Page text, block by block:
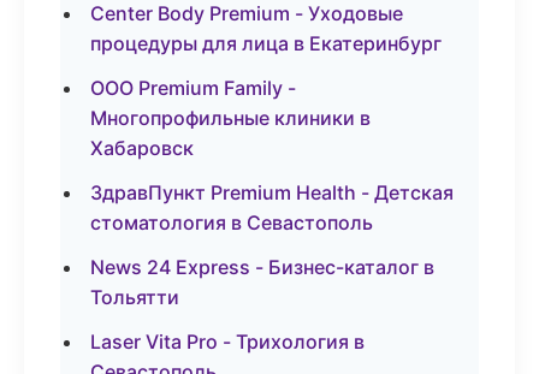
Center Body Premium - Уходовые
процедуры для лица в Екатеринбург
ООО Premium Family -
Многопрофильные клиники в
Хабаровск
ЗдравПункт Premium Health - Детская
стоматология в Севастополь
News 24 Express - Бизнес-каталог в
Тольятти
Laser Vita Pro - Трихология в